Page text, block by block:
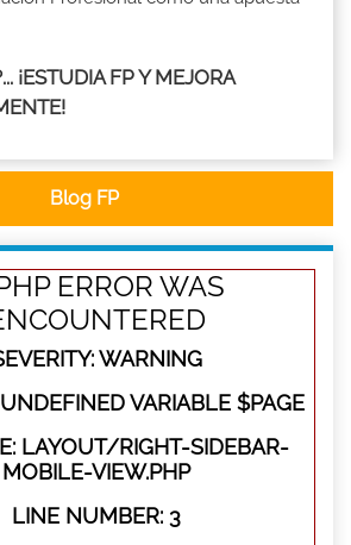
¡ESTUDIA FP Y MEJORA
Blog FP
ERROR WAS
WARNING
VARIABLE $PAGE
LAYOUT/RIGHT-SIDEBAR-
MOBILE-VIEW.PHP
LINE NUMBER: 3